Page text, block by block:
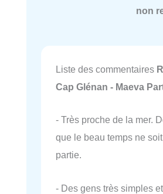
non
Liste des commentaires
Cap Glénan - Maeva
- Très proche de la mer.
que le beau temps ne
partie.
- Des gens très simples et